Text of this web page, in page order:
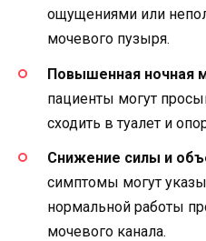
ощущениями или
мочевого пузыря.
Повышенная ночная
пациенты могут
сходить в туалет и
Снижение силы и
симптомы могут
нормальной работы
мочевого канала.